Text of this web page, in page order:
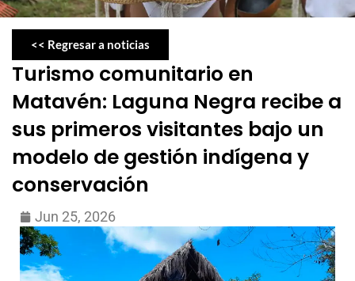
<< Regresar a noticias
Turismo comunitario en
Matavén: Laguna Negra recibe a
sus primeros visitantes bajo un
modelo de gestión indígena y
conservación
Jun 25, 2026